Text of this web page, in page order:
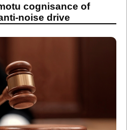
cognisance of
noise drive